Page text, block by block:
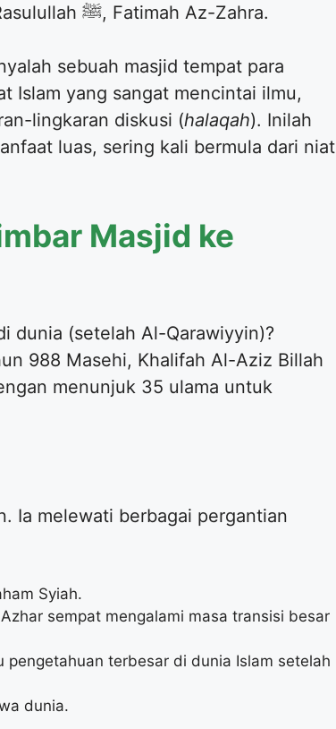
menjadi Al-Azhar—sebuah nama yang diambil dari julukan putri Rasulullah ﷺ, Fatimah Az-Zahra.
sebuah masjid tempat para
Islam yang sangat mencintai ilmu,
lingkaran diskusi (halaqah). Inilah
luas, sering kali bermula dari niat
Masjid ke
dunia (setelah Al-Qarawiyyin)?
988 Masehi, Khalifah Al-Aziz Billah
menunjuk 35 ulama untuk
Ia melewati berbagai pergantian
Syiah.
sempat mengalami masa transisi besar
terbesar di dunia Islam setelah
dunia.